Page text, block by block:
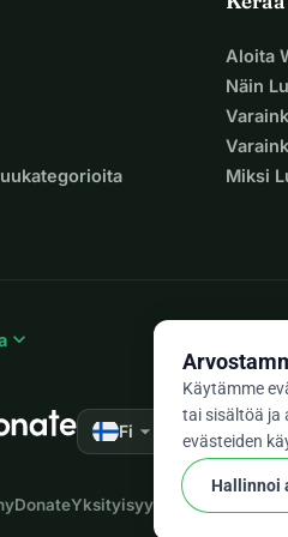
Aloita
Näin
Miksi
expand_more
Fi arrow_drop_down ★★★★★
Yksityisyys ja evästeet
Käytämme
tai sisältöä ja
evästeiden
Hallinnoi